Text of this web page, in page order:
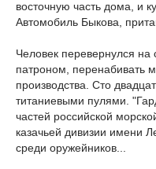
восточную часть дома, и
Автомобиль Быкова,
Человек перевернулся на
патроном, перенабивать
производства. Сто
титаниевыми пулями.
частей российской
казачьей дивизии имени
среди оружейников...